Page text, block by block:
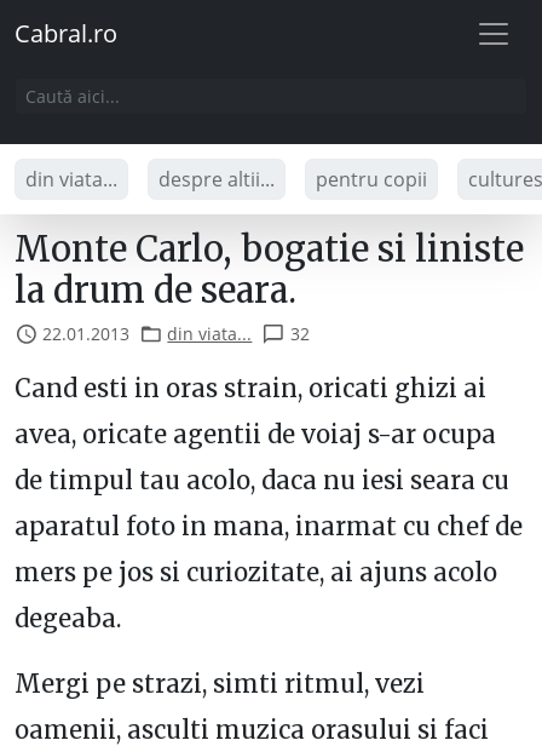
Cabral.ro
din viata... despre altii... pentru copii
Monte Carlo, bogatie si liniste
la drum de seara.
22.01.2013 din viata... 32
Cand esti in oras strain, oricati ghizi ai
avea, oricate agentii de voiaj s-ar ocupa
de timpul tau acolo, daca nu iesi seara cu
aparatul foto in mana, inarmat cu chef de
mers pe jos si curiozitate, ai ajuns acolo
degeaba.
Mergi pe strazi, simti ritmul, vezi
oamenii, asculti muzica orasului si faci